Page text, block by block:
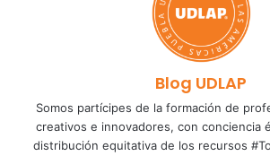
Blog UDLAP
Somos partícipes de la formación de
creativos e innovadores, con conciencia
distribución equitativa de los recursos